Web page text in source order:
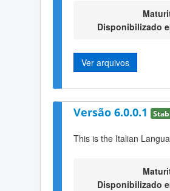
Disponibilizado
Ver arquivos
Versão 6.0.0.1
This is the Italian
Disponibilizado